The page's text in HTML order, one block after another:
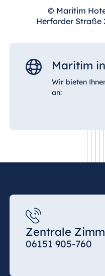
© Maritim
Herforder Straße
Maritim
Wir bieten
an:
Zentrale
06151 905-760